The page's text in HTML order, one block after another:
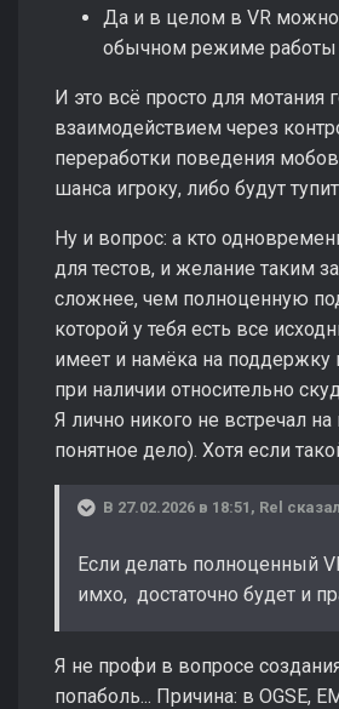
Да и в целом в VR можно
обычном режиме работы
И это всё просто для мотания
взаимодействием через
переработки поведения
шанса игроку, либо будут
Ну и вопрос: а кто
для тестов, и желание таким
сложнее, чем полноценную
которой у тебя есть все
имеет и намёка на
при наличии относительно
Я лично никого не встречал
понятное дело). Хотя если
В 27.02.2026 в 18:51, Rel
Если делать полноценный
имхо, достаточно будет и
Я не профи в вопросе
попаболь... Причина: в OGSE,